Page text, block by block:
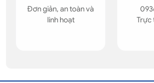
Đơn giản, an toàn và
linh hoạt
Trực